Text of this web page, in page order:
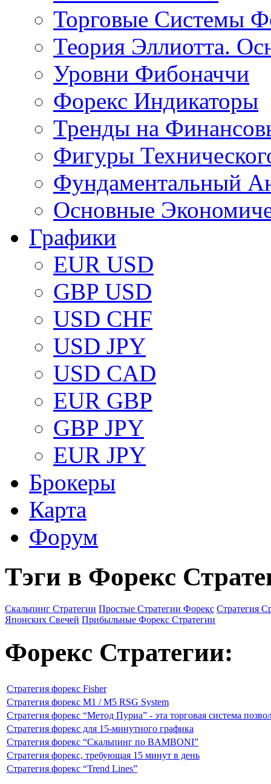
Торговые Системы
Теория Эллиотта.
Уровни Фибоначчи
Форекс Индикаторы
Тренды на
Фигуры
Фундаментальный
Основные
Графики
EUR USD
GBP USD
USD CHF
USD JPY
USD CAD
EUR GBP
GBP JPY
EUR JPY
Брокеры
Карта
Форум
Тэги в Форекс
Скальпинг Стратегии Простые Стратегии Форекс Стратегия
Японских Свечей Прибыльные Форекс Стратегии
Форекс Стратегии:
Стратегия форекс Fisher
Стратегия форекс M1 / M5 RSG System
Стратегия форекс “Метод Пуриа” - эта торговая система
Стратегия форекс для 15-минутного графика
Стратегия форекс “Скальпинг по BAMBONI”
Стратегия форекс, требующая 15 минут в день
Стратегия форекс “Trend Lines”